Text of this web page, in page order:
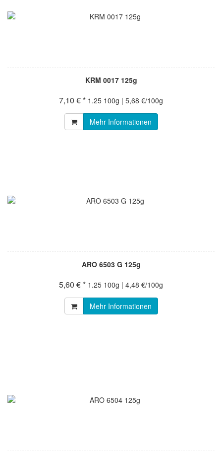
KRM 0017 125g
7,10 € * 1.25 100g | 5,68 €/100g
Mehr Informationen
ARO 6503 G 125g
5,60 € * 1.25 100g | 4,48 €/100g
Mehr Informationen